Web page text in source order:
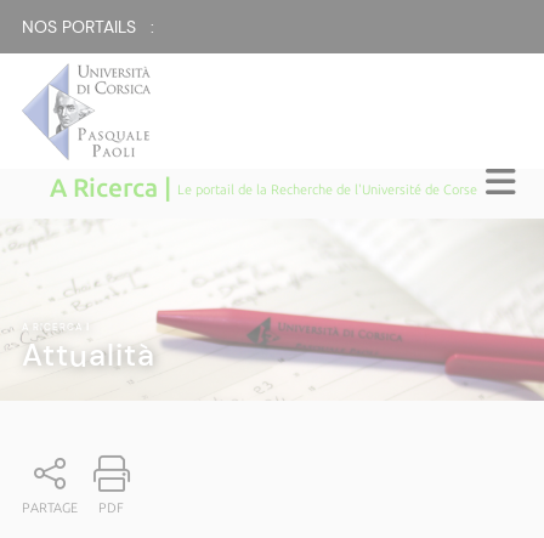
NOS PORTAILS :
A Ricerca | Le portail de la Recherche de l'Université de Corse
A RICERCA
Attualità
PARTAGE PDF